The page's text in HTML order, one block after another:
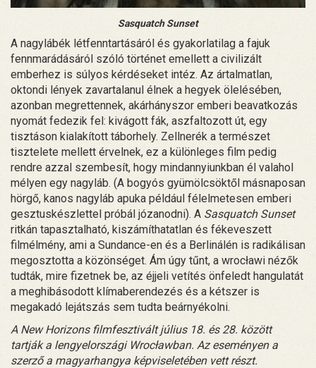
Sasquatch Sunset
A nagylábék létfenntartásáról és gyakorlatilag a fajuk
fennmarádásáról szóló történet emellett a civilizált
emberhez is súlyos kérdéseket intéz. Az ártalmatlan,
oktondi lények zavartalanul élnek a hegyek ölelésében,
azonban megrettennek, akárhányszor emberi beavatkozás
nyomát fedezik fel: kivágott fák, aszfaltozott út, egy
tisztáson kialakított táborhely. Zellnerék a természet
tisztelete mellett érvelnek, ez a különleges film pedig
rendre azzal szembesít, hogy mindannyiunkban él valahol
mélyen egy nagyláb. (A bogyós gyümölcsöktől másnaposan
hörgő, kanos nagyláb apuka például félelmetesen emberi
gesztuskészlettel próbál józanodni). A Sasquatch Sunset
ritkán tapasztalható, kiszámíthatatlan és fékeveszett
filmélmény, ami a Sundance-en és a Berlinálén is radikálisan
megosztotta a közönséget. Ám úgy tűnt, a wrocławi nézők
tudták, mire fizetnek be, az éjjeli vetítés önfeledt hangulatát
a meghibásodott klímaberendezés és a kétszer is
megakadó lejátszás sem tudta beárnyékolni.
A New Horizons filmfesztivált július 18. és 28. között
tartják a lengyelországi Wrocławban. Az eseményen a
szerző a magyarhangya képviseletében vett részt.